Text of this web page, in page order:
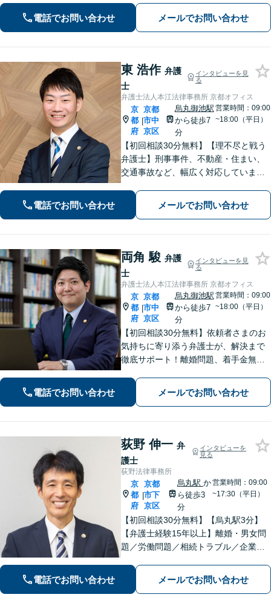
徒歩４分、地下鉄五条駅１番出口徒歩
２分】丁寧にわかりやすく説明。オン
電話でお問い合わせ メールでお問い合わせ
東 浩作 弁護
士
インタビューを見
る
弁護士法人本江法律事務所 京都オフィス
京
都
府
|
京都
市中
京区
烏丸御池駅
から徒歩7
分
営業時間：09:00
~18:00（平日）
【初回相談30分無料】【理不尽と戦う
弁護士】刑事事件、不動産・住まい、
交通事故など、幅広く対応していま
い、最善の結果を目指します。お困り
の場合は、お気軽に弁護士にご相談く
電話でお問い合わせ メールでお問い合わせ
両角 駿 弁護
士
インタビューを見
る
弁護士法人本江法律事務所 京都オフィス
京
都
府
|
京都
市中
京区
烏丸御池駅
から徒歩7
分
営業時間：09:00
~18:00（平日）
【初回相談30分無料】依頼者さまのお
気持ちに寄り添う弁護士が、解決まで
徹底サポート！離婚問題、着手金無料
権回収、自首サポートに注力する刑事
事件など【烏丸御池駅7分】
電話でお問い合わせ メールでお問い合わせ
荻野 伸一 弁
護士
インタビューを
見る
荻野法律事務所
京
都
府
|
京都
市下
京区
烏丸駅 か
ら徒歩3
分
営業時間：09:00
~17:30（平日）
【初回相談30分無料】【烏丸駅3分】
【弁護士経験15年以上】離婚・男女問
題／労働問題／相続トラブル／企業法
ケーションで、納得感のある解決を目
指します【宗教法人法務／医療法務も
電話でお問い合わせ メールでお問い合わせ